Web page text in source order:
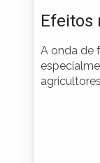
Efeitos
A onda de